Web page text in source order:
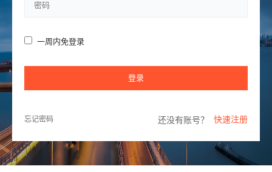
一周内免登录
忘记密码 还没有账号？ 快速注册